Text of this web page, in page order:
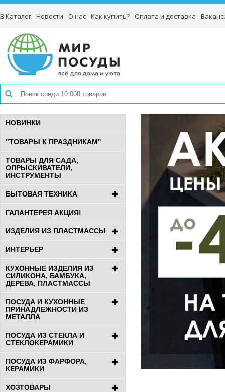
В Каталог Новости О нас Как купить? Оплата и доставка
НОВИНКИ
"ТОВАРЫ К ПРАЗДНИКАМ"
ТОВАРЫ ДЛЯ САДА,
ОПРЫСКИВАТЕЛИ,
ИНСТРУМЕНТЫ
БЫТОВАЯ ТЕХНИКА
ГАЛАНТЕРЕЯ АКЦИЯ!
ИЗДЕЛИЯ ИЗ ПЛАСТМАССЫ
ИНТЕРЬЕР
КУХОННЫЕ ИЗДЕЛИЯ ИЗ
СИЛИКОНА, БАМБУКА,
ДЕРЕВА, ПЛАСТМАССЫ
ПОСУДА И КУХОННЫЕ
ПРИНАДЛЕЖНОСТИ ИЗ
МЕТАЛЛА
ПОСУДА ИЗ СТЕКЛА И
СТЕКЛОКЕРАМИКИ
ПОСУДА ИЗ ФАРФОРА,
КЕРАМИКИ
ХОЗТОВАРЫ